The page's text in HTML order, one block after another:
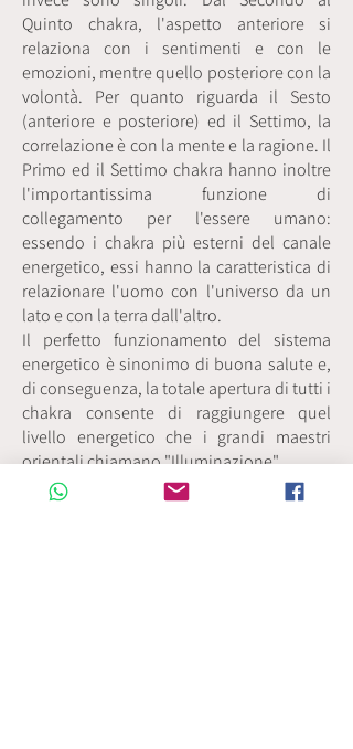
Quinto chakra, l'aspetto anteriore si
relaziona con i sentimenti e con le
emozioni, mentre quello posteriore con la
volontà. Per quanto riguarda il Sesto
(anteriore e posteriore) ed il Settimo, la
correlazione è con la mente e la ragione. Il
Primo ed il Settimo chakra hanno inoltre
l'importantissima funzione di
collegamento per l'essere umano:
essendo i chakra più esterni del canale
energetico, essi hanno la caratteristica di
relazionare l'uomo con l'universo da un
lato e con la terra dall'altro.
Il perfetto funzionamento del sistema
energetico è sinonimo di buona salute e,
di conseguenza, la totale apertura di tutti i
chakra consente di raggiungere quel
livello energetico che i grandi maestri
orientali chiamano "Illuminazione".